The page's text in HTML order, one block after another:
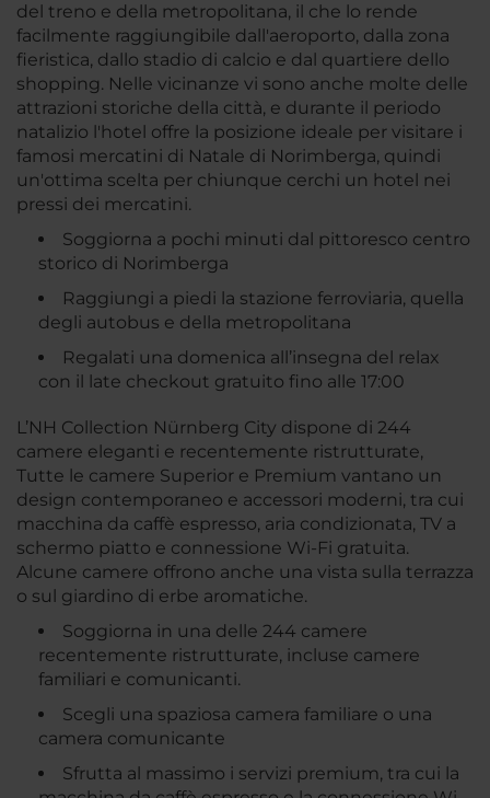
del treno e della metropolitana, il che lo rende
facilmente raggiungibile dall'aeroporto, dalla zona
fieristica, dallo stadio di calcio e dal quartiere dello
shopping. Nelle vicinanze vi sono anche molte delle
attrazioni storiche della città, e durante il periodo
natalizio l'hotel offre la posizione ideale per visitare i
famosi mercatini di Natale di Norimberga, quindi
un'ottima scelta per chiunque cerchi un hotel nei
pressi dei mercatini.
Soggiorna a pochi minuti dal pittoresco centro
storico di Norimberga
Raggiungi a piedi la stazione ferroviaria, quella
degli autobus e della metropolitana
Regalati una domenica all’insegna del relax
con il late checkout gratuito fino alle 17:00
L’NH Collection Nürnberg City dispone di 244
camere eleganti e recentemente ristrutturate,
Tutte le camere Superior e Premium vantano un
design contemporaneo e accessori moderni, tra cui
macchina da caffè espresso, aria condizionata, TV a
schermo piatto e connessione Wi-Fi gratuita.
Alcune camere offrono anche una vista sulla terrazza
o sul giardino di erbe aromatiche.
Soggiorna in una delle 244 camere
recentemente ristrutturate, incluse camere
familiari e comunicanti.
Scegli una spaziosa camera familiare o una
camera comunicante
Sfrutta al massimo i servizi premium, tra cui la